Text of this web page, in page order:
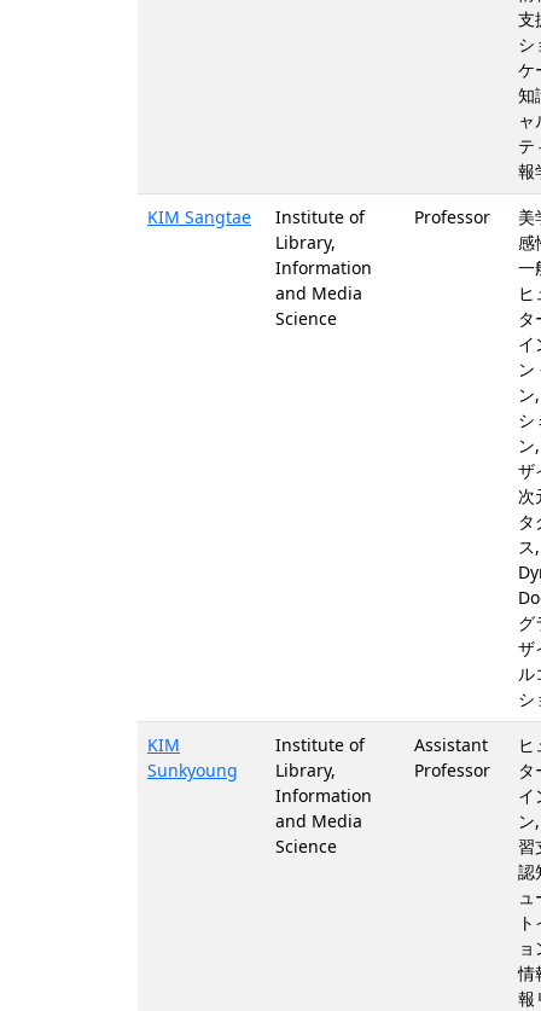
支
シ
ケ
知
ャ
テ
報
KIM Sangtae
Institute of
Library,
Information
and Media
Science
Professor
美
感
一
ヒ
タ
イ
ン
ン
シ
ン
ザ
次
タ
ス
グ
ザ
ル
シ
KIM
Sunkyoung
Institute of
Library,
Information
and Media
Science
Assistant
Professor
ヒ
タ
イ
ン
習
認
ュ
情
報